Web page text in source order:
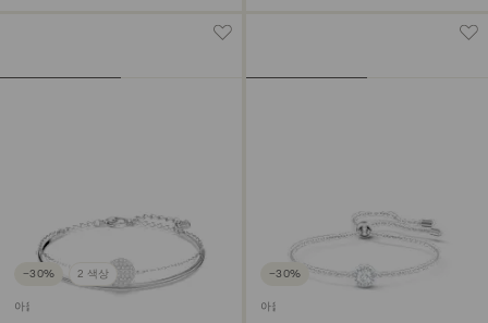
−30% 2 색상
아울렛
−30%
아울렛